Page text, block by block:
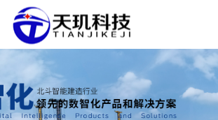
网站首页
系统中心